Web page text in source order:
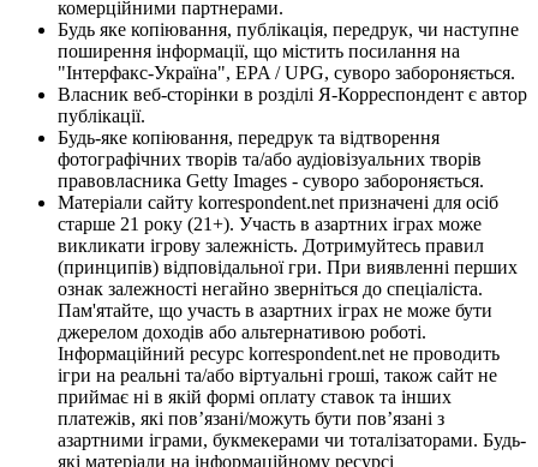
комерційними партнерами.
Будь яке копіювання, публікація, передрук, чи наступне
поширення інформації, що містить посилання на
"Інтерфакс-Україна", EPA / UPG, суворо забороняється.
Власник веб-сторінки в розділі Я-Корреспондент є автор
публікації.
Будь-яке копіювання, передрук та відтворення
фотографічних творів та/або аудіовізуальних творів
правовласника Getty Images - суворо забороняється.
Матеріали сайту korrespondent.net призначені для осіб
старше 21 року (21+). Участь в азартних іграх може
викликати ігрову залежність. Дотримуйтесь правил
(принципів) відповідальної гри. При виявленні перших
ознак залежності негайно зверніться до спеціаліста.
Пам'ятайте, що участь в азартних іграх не може бути
джерелом доходів або альтернативою роботі.
Інформаційний ресурс korrespondent.net не проводить
ігри на реальні та/або віртуальні гроші, також сайт не
приймає ні в якій формі оплату ставок та інших
платежів, які пов’язані/можуть бути пов’язані з
азартними іграми, букмекерами чи тоталізаторами. Будь-
які матеріали на інформаційному ресурсі